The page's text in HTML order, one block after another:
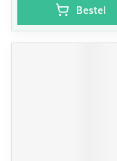
Bestel